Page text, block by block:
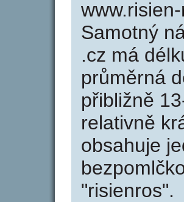
Samotný
.cz má
průměrná
přibližně
relativně
obsahuje
"risienros".